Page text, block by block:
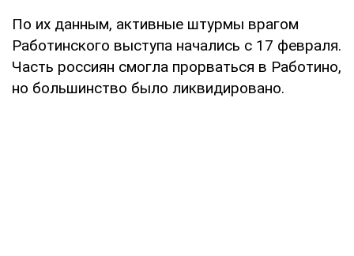
По их данным, активные штурмы врагом
Работинского выступа начались с 17 февраля.
Часть россиян смогла прорваться в Работино,
но большинство было ликвидировано.